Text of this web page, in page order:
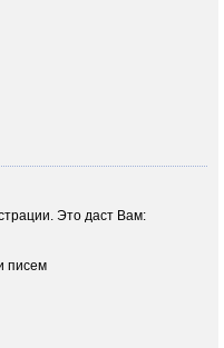
Это даст Вам:
писем